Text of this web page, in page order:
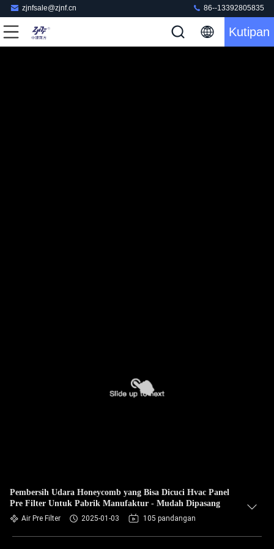
zjnfsale@zjnf.cn 86--13392805835
Kutipan
Pembersih Udara Honeycomb yang Bisa Dicuci Hvac Panel
Pre Filter Untuk Pabrik Manufaktur - Mudah Dipasang
Air Pre Filter 2025-01-03 105 pandangan